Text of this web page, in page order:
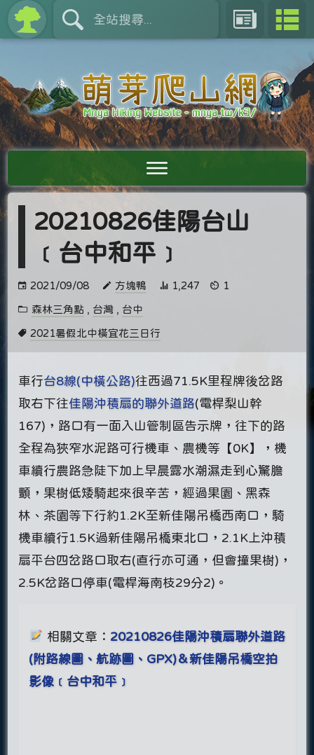
20210826佳陽台山
﹝台中和平﹞
2021/09/08 方塊鴨 1,247 1
森林三角點 , 台灣 , 台中
2021暑假北中橫宜花三日行
車行台8線(中橫公路)往西過71.5K里程牌後岔路
取右下往佳陽沖積扇的聯外道路(電桿梨山幹
167)，路口有一面入山管制區告示牌，往下的路
全程為狹窄水泥路可行機車、農機等【0K】，機
車續行農路急陡下加上早晨露水潮濕走到心驚膽
顫，果樹低矮騎起來很辛苦，經過果園、黑森
林、茶園等下行約1.2K至新佳陽吊橋西南口，騎
機車續行1.5K過新佳陽吊橋東北口，2.1K上沖積
扇平台四岔路口取右(直行亦可通，但會撞果樹)，
2.5K岔路口停車(電桿海南枝29分2)。
相關文章： 20210826佳陽沖積扇聯外道路
(附路線圖、航跡圖、GPX)＆新佳陽吊橋空拍
影像﹝台中和平﹞